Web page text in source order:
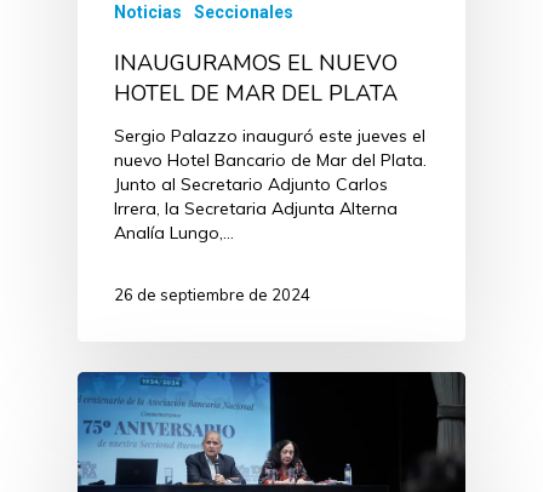
Noticias Seccionales
INAUGURAMOS EL NUEVO
HOTEL DE MAR DEL PLATA
Sergio Palazzo inauguró este jueves el
nuevo Hotel Bancario de Mar del Plata.
Junto al Secretario Adjunto Carlos
Irrera, la Secretaria Adjunta Alterna
Analía Lungo,…
26 de septiembre de 2024